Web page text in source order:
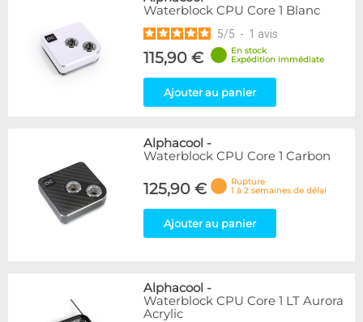
Waterblock CPU Core 1 Blanc
5/5 - 1 avis
115,90 €
En stock
Expédition immédiate
Ajouter au panier
Alphacool -
Waterblock CPU Core 1 Carbon
125,90 €
Rupture
1 à 2 semaines de délai
Ajouter au panier
Alphacool -
Waterblock CPU Core 1 LT Aurora
Acrylic